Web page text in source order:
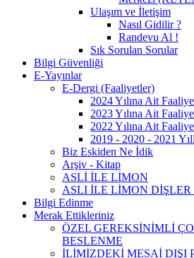
Ulaşım ve İletişim
Nasıl Gidilir ?
Randevu Al !
Sık Sorulan Sorular
Bilgi Güvenliği
E-Yayınlar
E-Dergi (Faaliyetler)
2024 Yılına Ait
2023 Yılına Ait
2022 Yılına Ait
2019 - 2020 - 2021
Biz Eskiden Ne İdik
Arşiv - Kitap
ASLİ İLE LİMON
ASLI İLE LİMON
Bilgi Edinme
Merak Ettikleriniz
ÖZEL GEREKSİNİMLİ
BESLENME
İLİMİZDEKİ MESAİ DIŞI